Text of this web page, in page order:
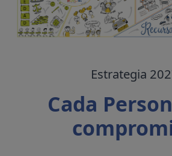
Estrategia
Cada